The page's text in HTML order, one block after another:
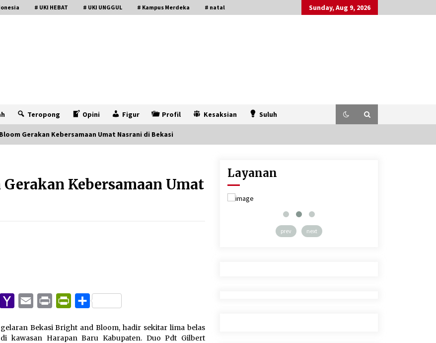
# UKI HEBAT # UKI UNGGUL # Kampus Merdeka # natal Sunday, Aug 9, 2026
Teropong Opini Figur Profil Kesaksian Suluh
Gerakan Kebersamaan Umat Nasrani di Bekasi
Kebersamaan Umat
Gmail Yahoo Email Print PrintFriendly
Share
Bekasi Bright and Bloom, hadir sekitar lima belas
Harapan Baru Kabupaten. Duo Pdt Gilbert
Layanan
prev next